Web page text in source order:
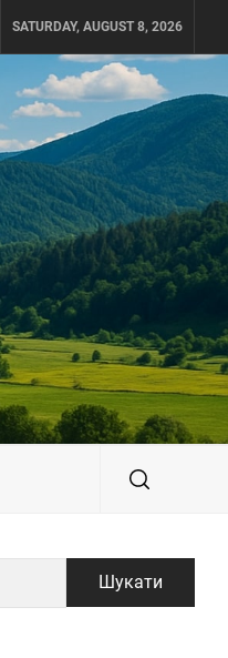
SATURDAY, AUGUST 8, 2026